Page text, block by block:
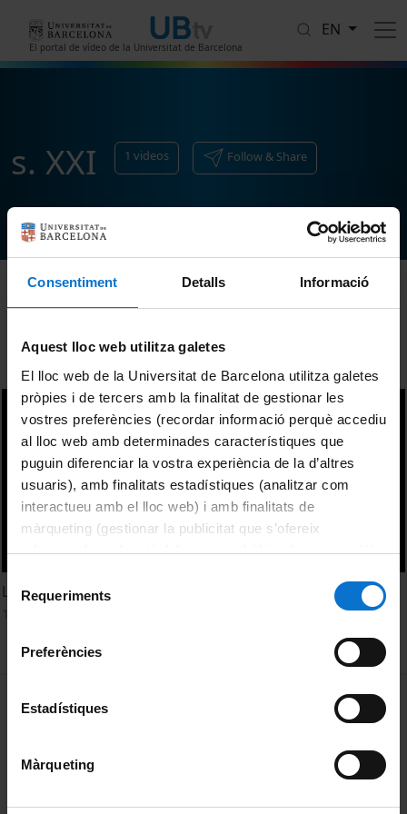
Consentiment Detalls Informació
Aquest lloc web utilitza galetes
El lloc web de la Universitat de Barcelona utilitza galetes
pròpies i de tercers amb la finalitat de gestionar les
vostres preferències (recordar informació perquè accediu
al lloc web amb determinades característiques que
puguin diferenciar la vostra experiència de la d’altres
usuaris), amb finalitats estadístiques (analitzar com
interactueu amb el lloc web) i amb finalitats de
màrqueting (gestionar la publicitat que s’ofereix
adequant-la en funció dels vostres hàbits de navegació).
consultar laPolítica de galetes del lloc web de la
Selecció
de Requeriments
Preferències
Estadístiques
Màrqueting
El portal de vídeo de la Universitat de Barcelona
EN
s. XXI 1 videos Follow & Share
Sort
Las desigualdades de género en la Sociedad del Siglo XXI
MENÚ PEU 1